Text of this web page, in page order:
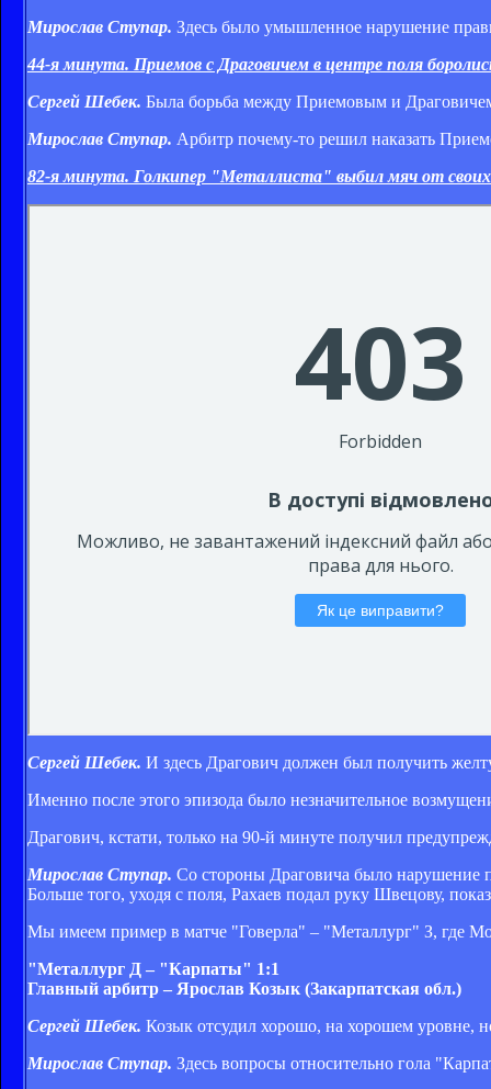
Мирослав Ступар. Здесь было умышленное нарушение
44-я минута. Приемов с Драговичем в центре поля
Сергей Шебек. Была борьба между Приемовым и
Мирослав Ступар. Арбитр почему-то решил наказать
82-я минута. Голкипер "Металлиста" выбил мяч от своих
Сергей Шебек. И здесь Драгович должен был получить
Именно после этого эпизода было незначительное
Драгович, кстати, только на 90-й минуте получил
Мирослав Ступар. Со стороны Драговича было нарушение
Больше того, уходя с поля, Рахаев подал руку Швецову,
Мы имеем пример в матче "Говерла" – "Металлург" З, где
"Металлург Д – "Карпаты" 1:1
Главный арбитр – Ярослав Козык (Закарпатская обл.)
Сергей Шебек. Козык отсудил хорошо, на хорошем уровне,
Мирослав Ступар. Здесь вопросы относительно гола